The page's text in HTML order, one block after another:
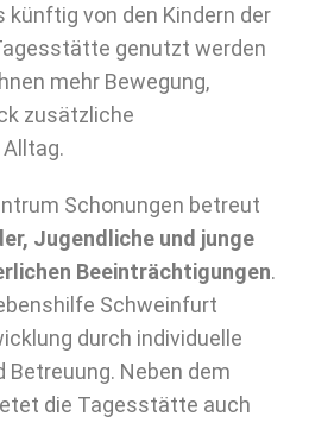
künftig von den Kindern der
genutzt werden
mehr Bewegung,
zusätzliche
Schonungen betreut
Jugendliche und junge
Beeinträchtigungen.
Schweinfurt
durch individuelle
Betreuung. Neben dem
die Tagesstätte auch